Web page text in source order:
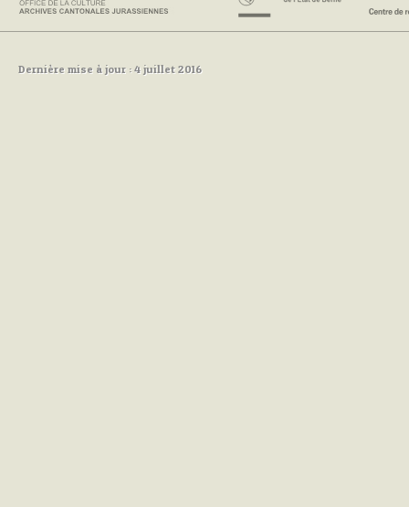
Dernière mise à jour : 4 juillet 2016